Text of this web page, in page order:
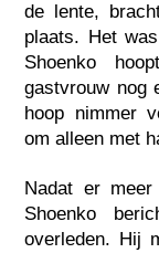
de lente,
plaats. Het
Shoenko
gastvrouw nog
hoop nimmer
om alleen met
Nadat er
Shoenko
overleden. Hij